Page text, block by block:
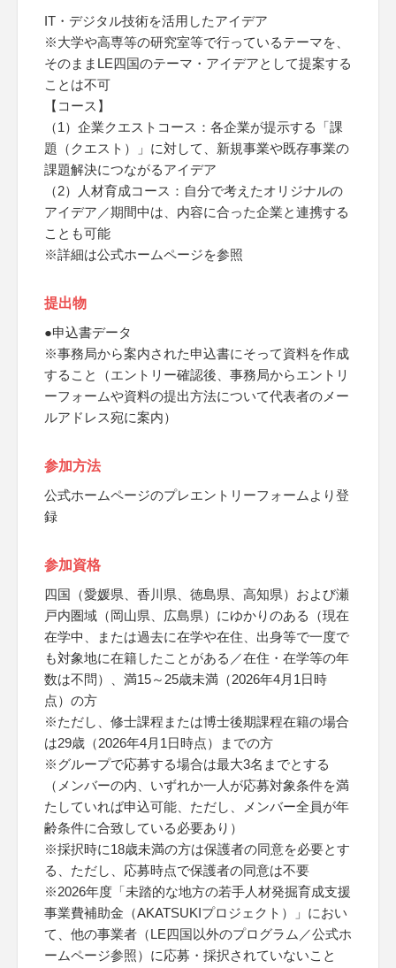
IT・デジタル技術を活用したアイデア
※大学や高専等の研究室等で行っているテーマを、
そのままLE四国のテーマ・アイデアとして提案する
ことは不可
【コース】
（1）企業クエストコース：各企業が提示する「課
題（クエスト）」に対して、新規事業や既存事業の
課題解決につながるアイデア
（2）人材育成コース：自分で考えたオリジナルの
アイデア／期間中は、内容に合った企業と連携する
ことも可能
※詳細は公式ホームページを参照
提出物
●申込書データ
※事務局から案内された申込書にそって資料を作成
すること（エントリー確認後、事務局からエントリ
ーフォームや資料の提出方法について代表者のメー
ルアドレス宛に案内）
参加方法
公式ホームページのプレエントリーフォームより登
録
参加資格
四国（愛媛県、香川県、徳島県、高知県）および瀬
戸内圏域（岡山県、広島県）にゆかりのある（現在
在学中、または過去に在学や在住、出身等で一度で
も対象地に在籍したことがある／在住・在学等の年
数は不問）、満15～25歳未満（2026年4月1日時
点）の方
※ただし、修士課程または博士後期課程在籍の場合
は29歳（2026年4月1日時点）までの方
※グループで応募する場合は最大3名までとする
（メンバーの内、いずれか一人が応募対象条件を満
たしていれば申込可能、ただし、メンバー全員が年
齢条件に合致している必要あり）
※採択時に18歳未満の方は保護者の同意を必要とす
る、ただし、応募時点で保護者の同意は不要
※2026年度「未踏的な地方の若手人材発掘育成支援
事業費補助金（AKATSUKIプロジェクト）」におい
て、他の事業者（LE四国以外のプログラム／公式ホ
ームページ参照）に応募・採択されていないこと